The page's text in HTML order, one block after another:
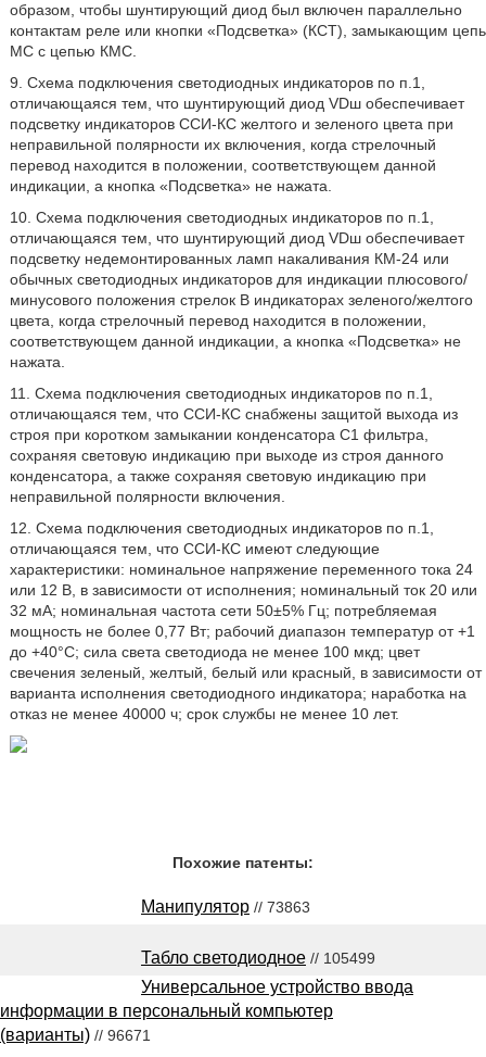
образом, чтобы шунтирующий диод был включен параллельно
контактам реле или кнопки «Подсветка» (КСТ), замыкающим цепь
МС с цепью КМС.
9. Схема подключения светодиодных индикаторов по п.1,
отличающаяся тем, что шунтирующий диод VDш обеспечивает
подсветку индикаторов ССИ-КС желтого и зеленого цвета при
неправильной полярности их включения, когда стрелочный
перевод находится в положении, соответствующем данной
индикации, а кнопка «Подсветка» не нажата.
10. Схема подключения светодиодных индикаторов по п.1,
отличающаяся тем, что шунтирующий диод VDш обеспечивает
подсветку недемонтированных ламп накаливания КМ-24 или
обычных светодиодных индикаторов для индикации плюсового/
минусового положения стрелок В индикаторах зеленого/желтого
цвета, когда стрелочный перевод находится в положении,
соответствующем данной индикации, а кнопка «Подсветка» не
нажата.
11. Схема подключения светодиодных индикаторов по п.1,
отличающаяся тем, что ССИ-КС снабжены защитой выхода из
строя при коротком замыкании конденсатора С1 фильтра,
сохраняя световую индикацию при выходе из строя данного
конденсатора, а также сохраняя световую индикацию при
неправильной полярности включения.
12. Схема подключения светодиодных индикаторов по п.1,
отличающаяся тем, что ССИ-КС имеют следующие
характеристики: номинальное напряжение переменного тока 24
или 12 В, в зависимости от исполнения; номинальный ток 20 или
32 мА; номинальная частота сети 50±5% Гц; потребляемая
мощность не более 0,77 Вт; рабочий диапазон температур от +1
до +40°С; сила света светодиода не менее 100 мкд; цвет
свечения зеленый, желтый, белый или красный, в зависимости от
варианта исполнения светодиодного индикатора; наработка на
отказ не менее 40000 ч; срок службы не менее 10 лет.
Похожие патенты:
Манипулятор // 73863
Табло светодиодное // 105499
Универсальное устройство ввода
информации в персональный компьютер
(варианты) // 96671